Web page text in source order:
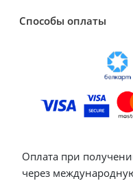
Способы оплаты
Оплата при
через